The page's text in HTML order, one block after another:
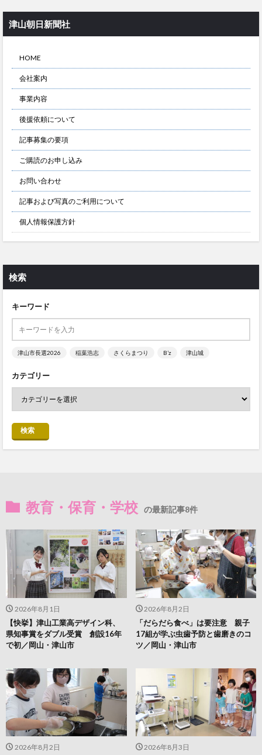
津山朝日新聞社
HOME
会社案内
事業内容
後援依頼について
記事募集の要項
ご購読のお申し込み
お問い合わせ
記事および写真のご利用について
個人情報保護方針
検索
キーワード
津山市長選2026 稲葉浩志 さくらまつり B’z 津山城
カテゴリー
検索
教育・保育・学校 の最新記事8件
2026年8月3日
2026年8月2日
2026年8月2日
「だらだら食べ」は要注意 親子
17組が学ぶ虫歯予防と歯磨きのコ
ツ／岡山・津山市
2026年8月1日
【快挙】津山工業高デザイン科、
県知事賞をダブル受賞 創設16年
で初／岡山・津山市